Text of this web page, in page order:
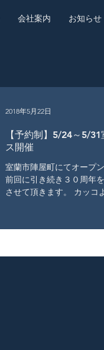
会社案内 お知らせ
【予約制】5/24～5/
ス開催
室蘭市陣屋町にてオープ
前回に引き続き３０周年
させて頂きます。 カッコよくオシャレな家！限定モデ
時...
2018年5月22日